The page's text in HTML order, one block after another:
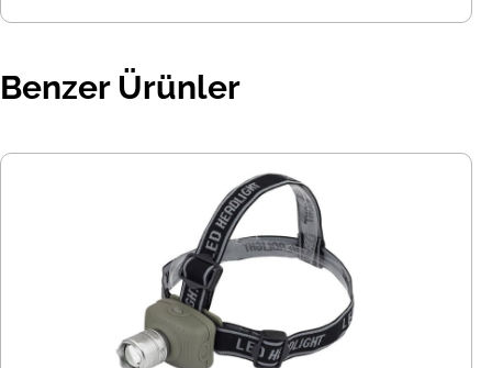
Benzer Ürünler